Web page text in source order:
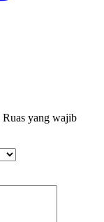
Ruas yang wajib